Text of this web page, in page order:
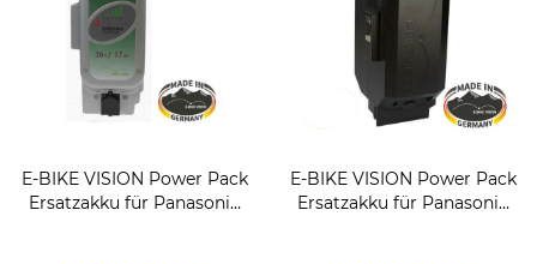
E-BIKE VISION Power Pack
Ersatzakku für Panasonic
E-BIKE VISION Power Pack
Ersatzakku für Panasonic